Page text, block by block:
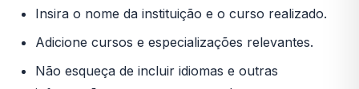
Insira o nome da instituição e o curso realizado.
Adicione cursos e especializações relevantes.
Não esqueça de incluir idiomas e outras